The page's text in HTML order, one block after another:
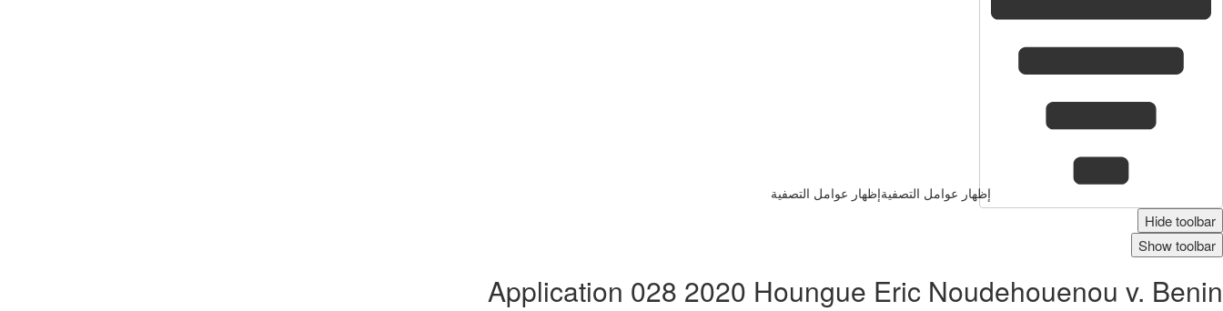
إظهار عوامل التصفيةإظهار عوامل التصفية
Hide toolbar
Show toolbar
Application 028 2020 Houngue Eric Noudehouenou v. Benin